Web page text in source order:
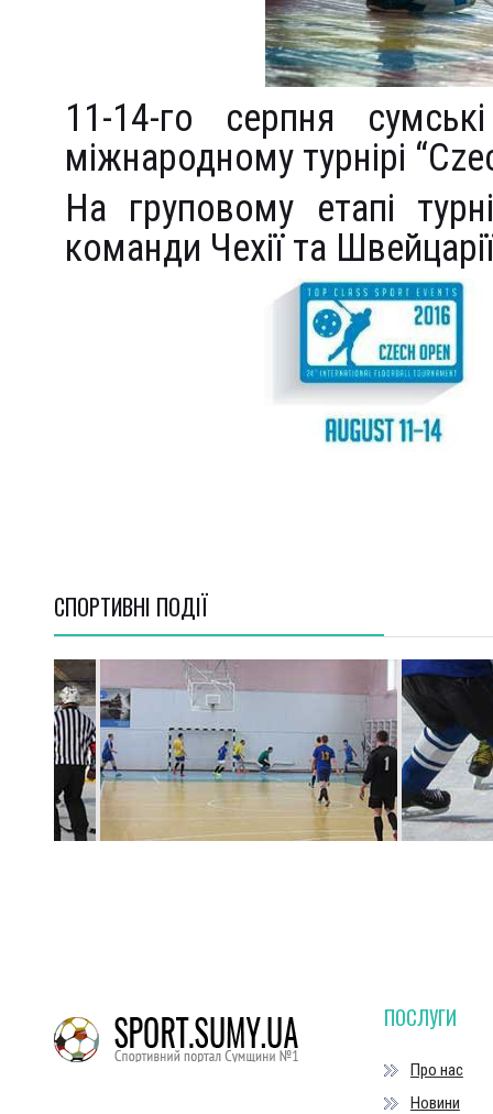
11-14-го серпня
міжнародному турнірі
На груповому етапі
команди Чехії та
СПОРТИВНI ПОДІЇ
ПОСЛУГИ
Про нас
Новини